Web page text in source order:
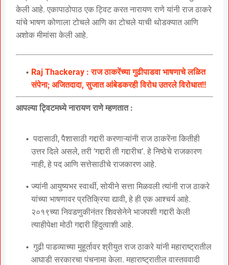
केली आहे. एकापाठोपाठ एक ट्विट करत नारायण राणे यांनी राज ठाकरे
यांचे भाषण कोणाला टोचले आणि का टोचले याची थोडक्यात आणि
अशोक मीमांसा केली आहे.
Raj Thackeray : राज ठाकरेंच्या गुढीपाडवा भाषणाचे लळित
संपेना; अजितदादा, सुजात आंबेडकरही विरोध उतरले विरोधात!!
आपल्या ट्विटमध्ये नारायण राणे म्हणतात :
पदासाठी, पैशासाठी गद्दारी करणाऱ्यांनी राज ठाकरेंना कितीही
उत्तर दिले असले, तरी ‘गद्दारी ती गद्दारीच’. हे निष्ठेचे राजकारण
नाही, हे पद आणि सत्तेसाठीचे राजकारण आहे.
ज्यांनी आयुष्यभर स्वार्थी, सोयीने सत्ता मिळवली त्यांनी राज ठाकरे
यांच्या भाषणावर प्रतिक्रिया द्यावी, हे ही एक आश्चर्य आहे.
२०१९च्या निवडणुकीनंतर शिवसेनेने भाजपशी गद्दारी केली
त्याहीपेक्षा मोठी गद्दारी हिंदुत्वाशी आहे.
गुढी पाडव्याच्या मुहूर्तावर श्रीयुत राज ठाकरे यांनी महाराष्ट्रातील
आघाडी सरकारचा पंचनामा केला. महाराष्ट्रातील वास्तववादी